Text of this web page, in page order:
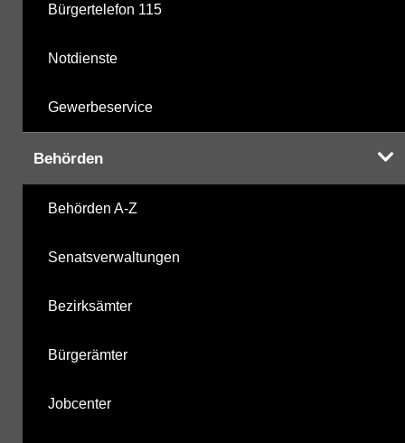
Bürgertelefon 115
Notdienste
Gewerbeservice
Behörden
Behörden A-Z
Senatsverwaltungen
Bezirksämter
Bürgerämter
Jobcenter